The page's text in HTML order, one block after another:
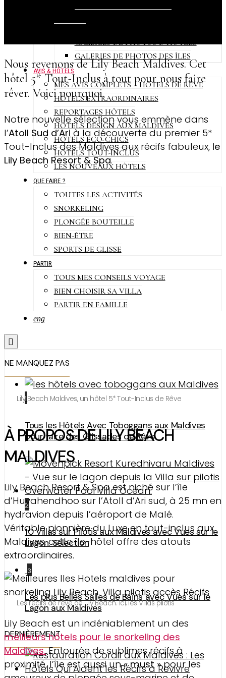
GALERIES DE PHOTOS D’HÔTELS
GALERIES DE PHOTOS DES ÎLES
AVIS & HÔTELS
MES AVIS COMPLETS – HÔTELS DE RÊVE
HÔTELS EXTRAORDINAIRES
REPORTAGES HÔTELS
HÔTELS DESIGN AUX MALDIVES
HÔTELS ÉCO-CHICS
HÔTELS TOUT-INCLUS
LES NOUVEAUX HÔTELS
QUE FAIRE ?
TOUTES LES ACTIVITÉS
SNORKELING
PLONGÉE BOUTEILLE
BIEN-ÊTRE
SPORTS DE GLISSE
PARTIR
TOUS MES CONSEILS VOYAGE
BIEN CHOISIR SA VILLA
PARTIR EN FAMILLE
eng
NE MANQUEZ PAS
1
Tous les Hôtels Avec Toboggans aux Maldives
pour faire des Glissades de Rêve
2
10 Villas sur Pilotis aux Maldives avec Vues sur le
Lagon. Sélection
3
Les plus Belles Salles de Bains avec Vues sur le
Lagon aux Maldives
DERNIÈREMENT
Nous revenons de Lily Beach Maldives. Cet
hôtel 5* Tout-Inclus à tout pour nous faire
rêver. Voici pourquoi.
Notre nouvelle sélection vous emmène dans
l’Atoll Sud d’Arià la découverte du premier 5*
Tout-Inclus des Maldives aux récifs fabuleux, le
Lily Beach Resort & Spa.
Lily Beach Maldives, un hôtel 5* Tout-Inclus de Rêve
À PROPOS DE LILY BEACH
MALDIVES
Lily Beach Resort & Spa est niché sur l’île
d’Huvahendhoo sur l’Atoll d’Ari sud, à 25 mn en
hydravion depuis l’aéroport de Malé.
Véritable pionnière du Luxe en tout-inclus aux
Maldives, cette île-hôtel offre des atouts
extraordinaires.
Les récifs de rêve de Lily Beach. Ici, les Villas pilotis
Lily Beach est un indéniablement un des
meilleurs hôtels pour le snorkeling des
Maldives.Entourée de sublimes récifs à
proximité, l’île est aussi un« must »pour les